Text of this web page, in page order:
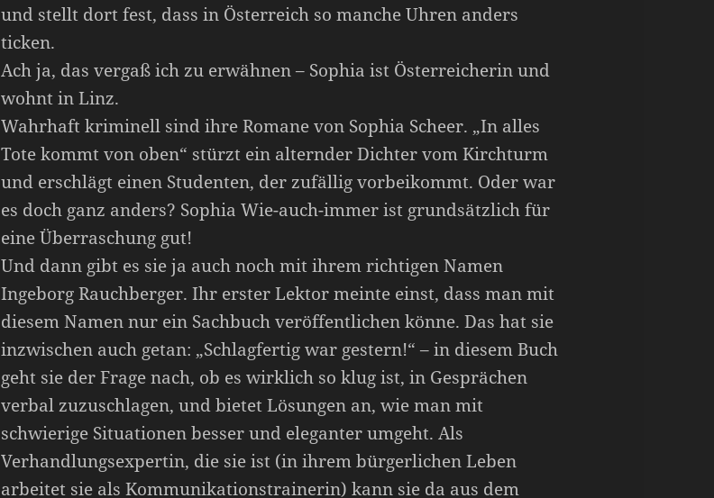
und stellt dort fest, dass in Österreich so manche Uhren anders
ticken.
Ach ja, das vergaß ich zu erwähnen – Sophia ist Österreicherin und
wohnt in Linz.
Wahrhaft kriminell sind ihre Romane von Sophia Scheer. „In alles
Tote kommt von oben“ stürzt ein alternder Dichter vom Kirchturm
und erschlägt einen Studenten, der zufällig vorbeikommt. Oder war
es doch ganz anders? Sophia Wie-auch-immer ist grundsätzlich für
eine Überraschung gut!
Und dann gibt es sie ja auch noch mit ihrem richtigen Namen
Ingeborg Rauchberger. Ihr erster Lektor meinte einst, dass man mit
diesem Namen nur ein Sachbuch veröffentlichen könne. Das hat sie
inzwischen auch getan: „Schlagfertig war gestern!“ – in diesem Buch
geht sie der Frage nach, ob es wirklich so klug ist, in Gesprächen
verbal zuzuschlagen, und bietet Lösungen an, wie man mit
schwierige Situationen besser und eleganter umgeht. Als
Verhandlungsexpertin, die sie ist (in ihrem bürgerlichen Leben
arbeitet sie als Kommunikationstrainerin) kann sie da aus dem